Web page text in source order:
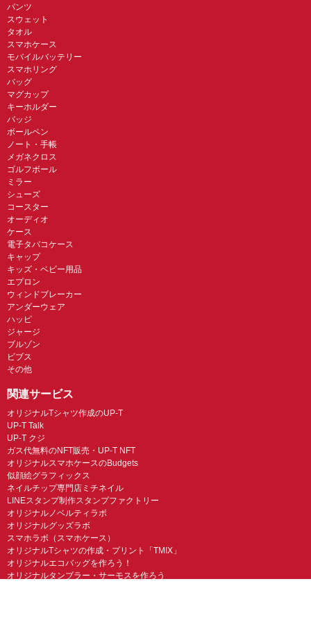
パンツ
スウェット
タオル
スマホケース
モバイルバッテリー
スマホリング
バッグ
マグカップ
キーホルダー
バッジ
ボールペン
ノート・手帳
メガネクロス
ゴルフボール
ミラー
シューズ
コースター
オーディオ
ケース
電子タバコケース
キャップ
キッズ・ベビー用品
エプロン
ウィンドブレーカー
アンダーウェア
ハッピ
ジャージ
ブルゾン
ビブス
その他
関連サービス
オリジナルTシャツ作成のUP-T
UP-T Talk
UP-T クジ
ガス代無料のNFT販売・UP-T NFT
オリジナルスマホケースのBudgets
似顔絵グラフィックス
ネイルチップ専門店ミチネイル
LINEスタンプ制作スタンプファクトリー
オリジナルノベルティラボ
オリジナルグッズラボ
スマホラボ（スマホケース）
オリジナルTシャツの作成・プリント「TMIX」
オリジナルエコバッグを作ろう！
オリジナルタンブラー・サーモスを作ろう